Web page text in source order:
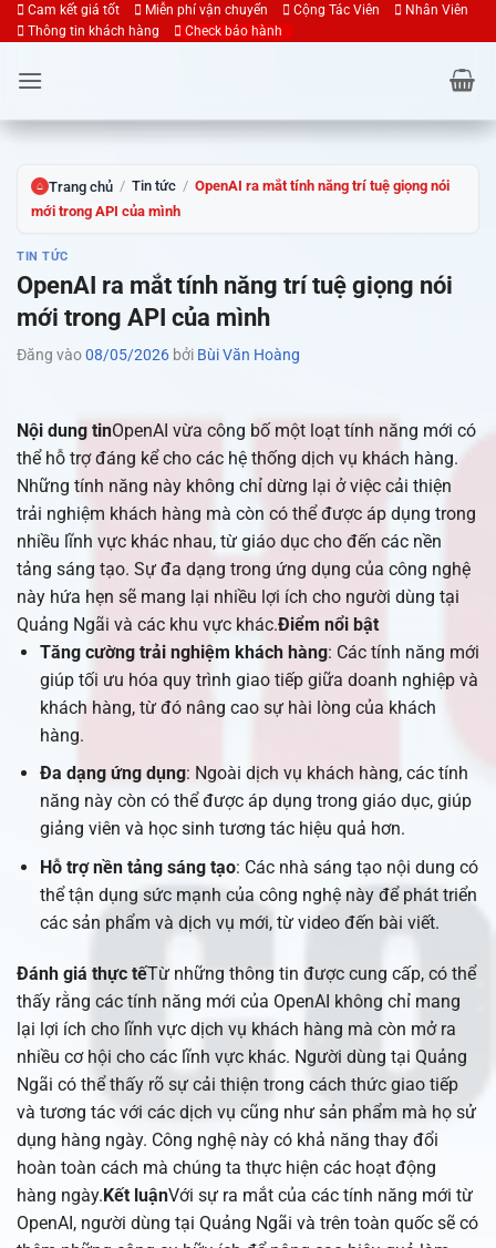
Bỏ
qua
nội
dung
Cam kết giá tốt Miễn phí vận chuyển Cộng Tác Viên
Nhân Viên
Thông tin khách hàng
Check bảo hành
⌂ Trang chủ / Tin tức / OpenAI ra mắt tính năng trí tuệ giọng nói
mới trong API của mình
TIN TỨC
OpenAI ra mắt tính năng trí tuệ giọng nói
mới trong API của mình
Đăng vào08/05/2026 bởi Bùi Văn Hoàng
Nội dung tinOpenAI vừa công bố một loạt tính năng mới có
thể hỗ trợ đáng kể cho các hệ thống dịch vụ khách hàng.
Những tính năng này không chỉ dừng lại ở việc cải thiện
trải nghiệm khách hàng mà còn có thể được áp dụng trong
nhiều lĩnh vực khác nhau, từ giáo dục cho đến các nền
tảng sáng tạo. Sự đa dạng trong ứng dụng của công nghệ
này hứa hẹn sẽ mang lại nhiều lợi ích cho người dùng tại
Quảng Ngãi và các khu vực khác.Điểm nổi bật
Tăng cường trải nghiệm khách hàng: Các tính năng mới
giúp tối ưu hóa quy trình giao tiếp giữa doanh nghiệp và
khách hàng, từ đó nâng cao sự hài lòng của khách
hàng.
Đa dạng ứng dụng: Ngoài dịch vụ khách hàng, các tính
năng này còn có thể được áp dụng trong giáo dục, giúp
giảng viên và học sinh tương tác hiệu quả hơn.
Hỗ trợ nền tảng sáng tạo: Các nhà sáng tạo nội dung có
thể tận dụng sức mạnh của công nghệ này để phát triển
các sản phẩm và dịch vụ mới, từ video đến bài viết.
Đánh giá thực tếTừ những thông tin được cung cấp, có thể
thấy rằng các tính năng mới của OpenAI không chỉ mang
lại lợi ích cho lĩnh vực dịch vụ khách hàng mà còn mở ra
nhiều cơ hội cho các lĩnh vực khác. Người dùng tại Quảng
Ngãi có thể thấy rõ sự cải thiện trong cách thức giao tiếp
và tương tác với các dịch vụ cũng như sản phẩm mà họ sử
dụng hàng ngày. Công nghệ này có khả năng thay đổi
hoàn toàn cách mà chúng ta thực hiện các hoạt động
hàng ngày.Kết luậnVới sự ra mắt của các tính năng mới từ
OpenAI, người dùng tại Quảng Ngãi và trên toàn quốc sẽ có